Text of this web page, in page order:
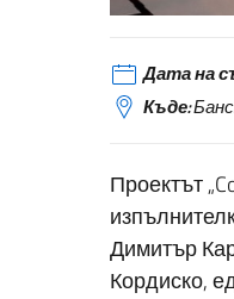
Дата на
Къде:
Проектът
Димитър
Кордиско,